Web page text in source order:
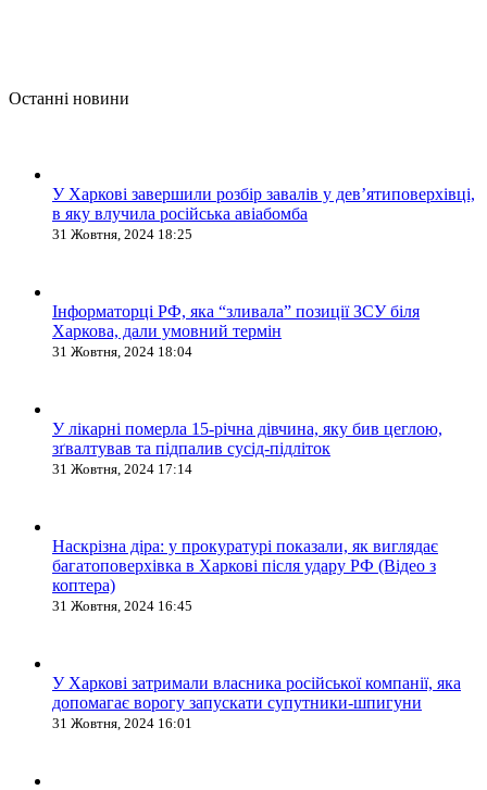
Останні новини
У Харкові завершили розбір завалів у дев’ятиповерхівці,
в яку влучила російська авіабомба
31 Жовтня, 2024 18:25
Інформаторці РФ, яка “зливала” позиції ЗСУ біля
Харкова, дали умовний термін
31 Жовтня, 2024 18:04
У лікарні померла 15-річна дівчина, яку бив цеглою,
зґвалтував та підпалив сусід-підліток
31 Жовтня, 2024 17:14
Наскрізна діра: у прокуратурі показали, як виглядає
багатоповерхівка в Харкові після удару РФ (Відео з
коптера)
31 Жовтня, 2024 16:45
У Харкові затримали власника російської компанії, яка
допомагає ворогу запускати супутники-шпигуни
31 Жовтня, 2024 16:01